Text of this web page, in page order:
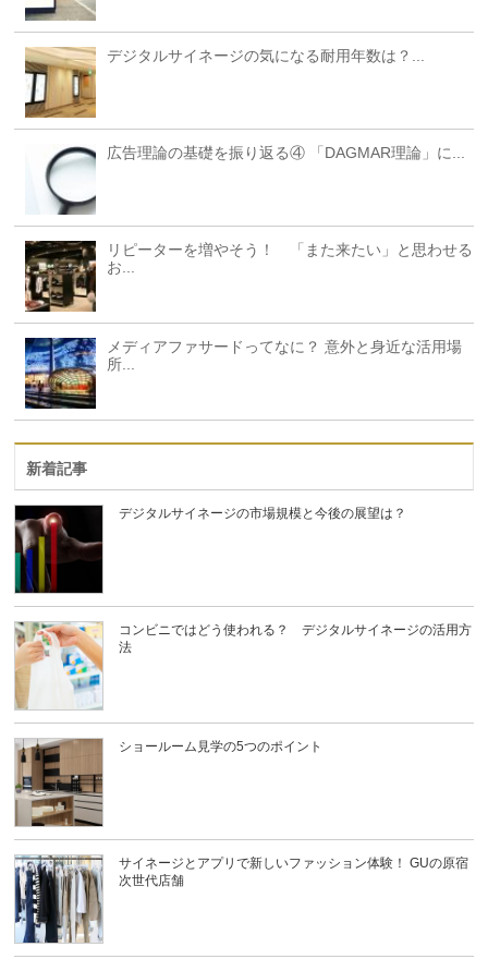
デジタルサイネージの気になる耐用年数は？...
広告理論の基礎を振り返る④ 「DAGMAR理論」に...
リピーターを増やそう！ 「また来たい」と思わせる
お...
メディアファサードってなに？ 意外と身近な活用場
所...
新着記事
デジタルサイネージの市場規模と今後の展望は？
コンビニではどう使われる？ デジタルサイネージの活用方
法
ショールーム見学の5つのポイント
サイネージとアプリで新しいファッション体験！ GUの原宿
次世代店舗